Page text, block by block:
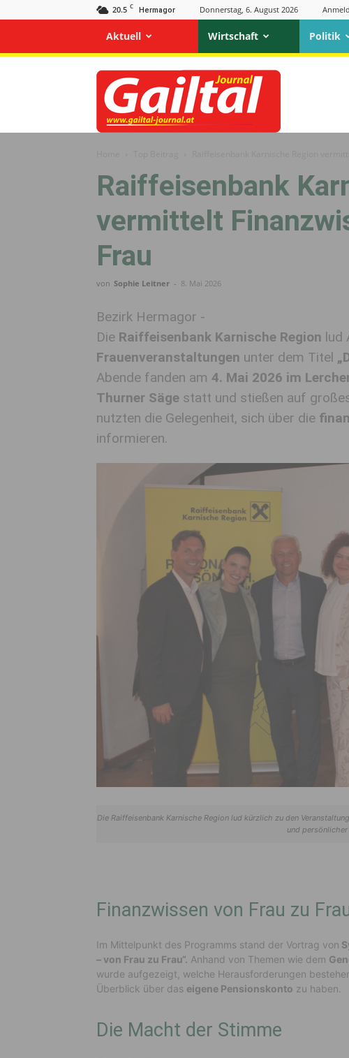
20.5 C Hermagor Donnerstag, 6. August 2026
Aktuell Wirtschaft Politik
Gailtal
Journal
Raiffeisenbank
vermittelt
Frau
von Sophie Leitner - 8. Mai 2026
Bezirk Hermagor -
Die Raiffeisenbank Karnische Region lud
Frauenveranstaltungen unter dem Titel
Abende fanden am 4. Mai 2026 im
Thurner Säge statt und stießen auf
nutzten die Gelegenheit, sich über die
informieren.
Die Raiffeisenbank Karnische Region lud kürzlich zu den
und
Finanzwissen von Frau zu
Im Mittelpunkt des Programms stand der Vortrag von
– von Frau zu Frau“. Anhand von Themen wie dem
wurde aufgezeigt, welche Herausforderungen
Überblick über das eigene Pensionskonto zu haben.
Die Macht der Stimme